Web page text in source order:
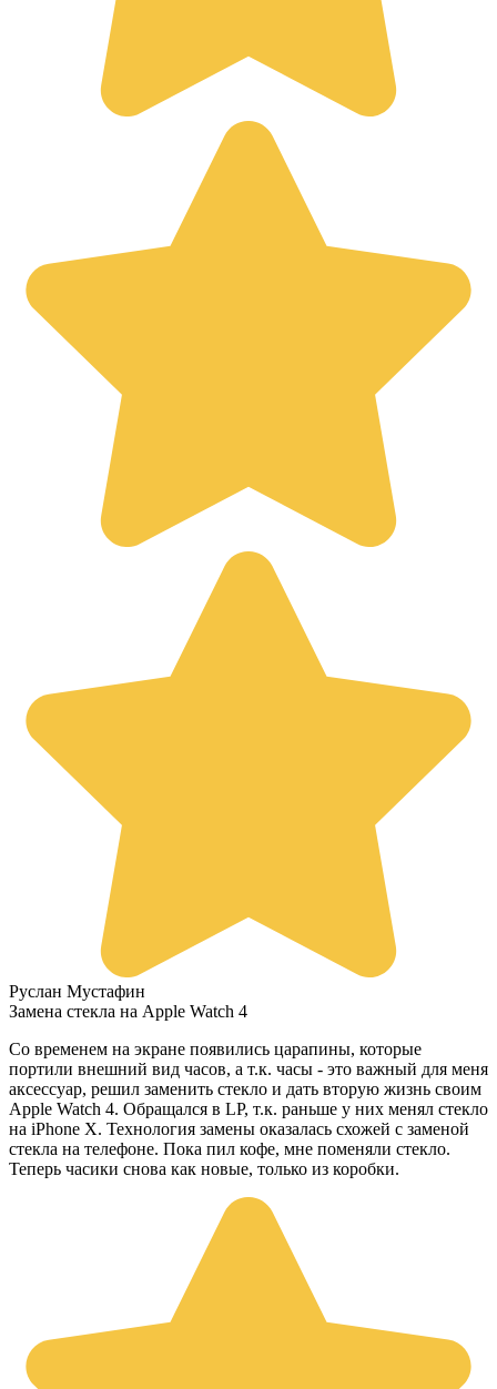
Руслан Мустафин
Замена стекла на Apple Watch 4
Со временем на экране появились царапины, которые
портили внешний вид часов, а т.к. часы - это важный для меня
аксессуар, решил заменить стекло и дать вторую жизнь своим
Apple Watch 4. Обращался в LP, т.к. раньше у них менял стекло
на iPhone X. Технология замены оказалась схожей с заменой
стекла на телефоне. Пока пил кофе, мне поменяли стекло.
Теперь часики снова как новые, только из коробки.